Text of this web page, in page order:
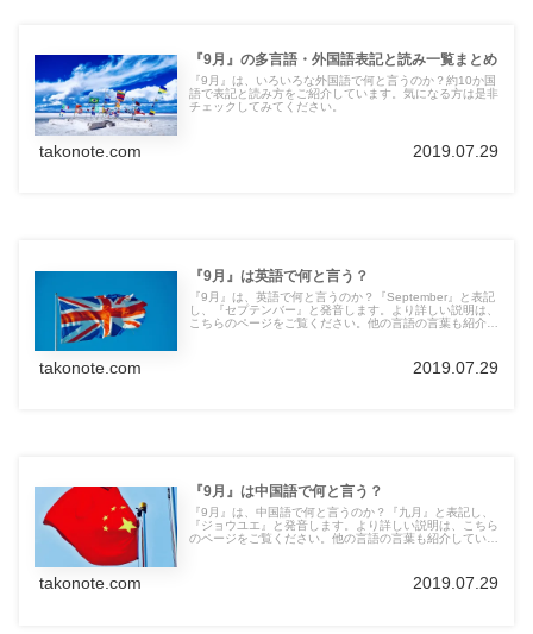
『9月』の多言語・外国語表記と読み一覧まとめ
『9月』は、いろいろな外国語で何と言うのか？約10か国
語で表記と読み方をご紹介しています。気になる方は是非
チェックしてみてください。
takonote.com 2019.07.29
『9月』は英語で何と言う？
『9月』は、英語で何と言うのか？『September』と表記
し、『セプテンバー』と発音します。より詳しい説明は、
こちらのページをご覧ください。他の言語の言葉も紹介し
takonote.com 2019.07.29
『9月』は中国語で何と言う？
『9月』は、中国語で何と言うのか？『九月』と表記し、
『ジョウユエ』と発音します。より詳しい説明は、こちら
のページをご覧ください。他の言語の言葉も紹介していま
takonote.com 2019.07.29